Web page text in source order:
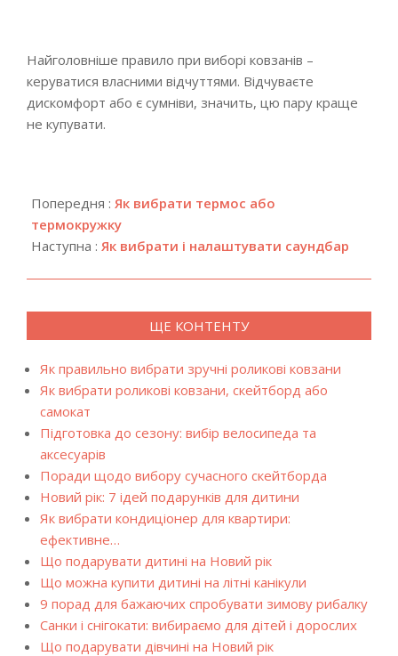
Найголовніше правило при виборі ковзанів –
керуватися власними відчуттями. Відчуваєте
дискомфорт або є сумніви, значить, цю пару краще
не купувати.
12-
13
Попередня : Як вибрати термос або
термокружку
Наступна : Як вибрати і налаштувати саундбар
ЩЕ КОНТЕНТУ
Як правильно вибрати зручні роликові ковзани
Як вибрати роликові ковзани, скейтборд або
самокат
Підготовка до сезону: вибір велосипеда та
аксесуарів
Поради щодо вибору сучасного скейтборда
Новий рік: 7 ідей подарунків для дитини
Як вибрати кондиціонер для квартири:
ефективне…
Що подарувати дитині на Новий рік
Що можна купити дитині на літні канікули
9 порад для бажаючих спробувати зимову рибалку
Санки і снігокати: вибираємо для дітей і дорослих
Що подарувати дівчині на Новий рік